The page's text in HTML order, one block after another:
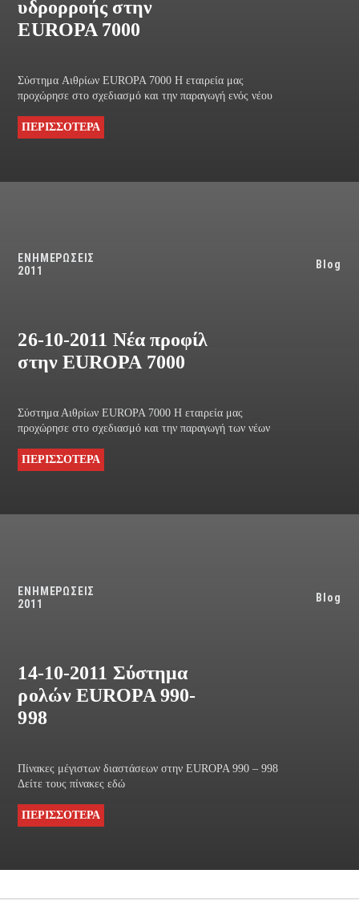
υδρορροής στην
EUROPA 7000
Σύστημα Aιθρίων EUROPA 7000 Η εταιρεία μας
προχώρησε στο σχεδιασμό και την παραγωγή ενός νέου
ΠΕΡΙΣΣΟΤΕΡΑ
ΕΝΗΜΕΡΩΣΕΙΣ
2011
Blog
26-10-2011 Νέα προφίλ
στην EUROPA 7000
Σύστημα Αιθρίων EUROPA 7000 Η εταιρεία μας
προχώρησε στο σχεδιασμό και την παραγωγή των νέων
ΠΕΡΙΣΣΟΤΕΡΑ
ΕΝΗΜΕΡΩΣΕΙΣ
2011
Blog
14-10-2011 Σύστημα
ρολών EUROPA 990-
998
Πίνακες μέγιστων διαστάσεων στην EUROPA 990 – 998
Δείτε τους πίνακες εδώ
ΠΕΡΙΣΣΟΤΕΡΑ